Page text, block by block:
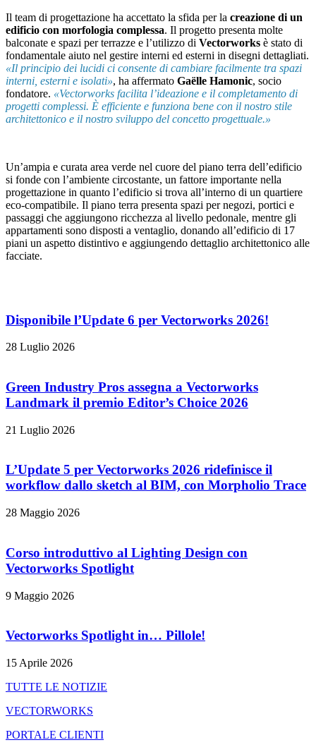
Il team di progettazione ha accettato la sfida per la creazione di un
edificio con morfologia complessa. Il progetto presenta molte
balconate e spazi per terrazze e l’utilizzo di Vectorworks è stato di
fondamentale aiuto nel gestire interni ed esterni in disegni dettagliati.
«Il principio dei lucidi ci consente di cambiare facilmente tra spazi
interni, esterni e isolati», ha affermato Gaëlle Hamonic, socio
fondatore. «Vectorworks facilita l’ideazione e il completamento di
progetti complessi. È efficiente e funziona bene con il nostro stile
architettonico e il nostro sviluppo del concetto progettuale.»
Un’ampia e curata area verde nel cuore del piano terra dell’edificio
si fonde con l’ambiente circostante, un fattore importante nella
progettazione in quanto l’edificio si trova all’interno di un quartiere
eco-compatibile. Il piano terra presenta spazi per negozi, portici e
passaggi che aggiungono ricchezza al livello pedonale, mentre gli
appartamenti sono disposti a ventaglio, donando all’edificio di 17
piani un aspetto distintivo e aggiungendo dettaglio architettonico alle
facciate.
Disponibile l’Update 6 per Vectorworks 2026!
28 Luglio 2026
Green Industry Pros assegna a Vectorworks
Landmark il premio Editor’s Choice 2026
21 Luglio 2026
L’Update 5 per Vectorworks 2026 ridefinisce il
workflow dallo sketch al BIM, con Morpholio Trace
28 Maggio 2026
Corso introduttivo al Lighting Design con
Vectorworks Spotlight
9 Maggio 2026
Vectorworks Spotlightin… Pillole!
15 Aprile 2026
TUTTE LE NOTIZIE
VECTORWORKS
PORTALE CLIENTI